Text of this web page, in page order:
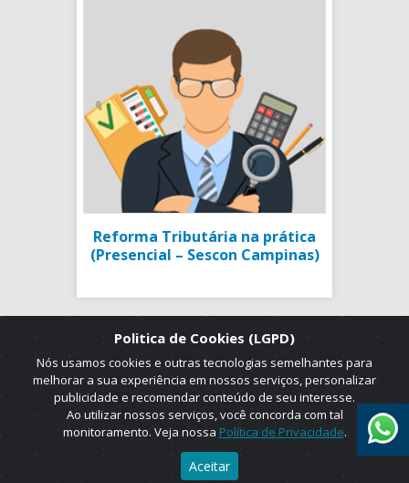
Reforma Tributária na prática
(Presencial – Sescon Campinas)
2025 © Copyright. ADRUS. Todos os direitos reservados. Designed by
AGT Online.
Politica de Cookies (LGPD)
Nós usamos cookies e outras tecnologias semelhantes para
melhorar a sua experiência em nossos serviços, personalizar
publicidade e recomendar conteúdo de seu interesse.
Ao utilizar nossos serviços, você concorda com tal
monitoramento. Veja nossa Política de Privacidade.
Aceitar